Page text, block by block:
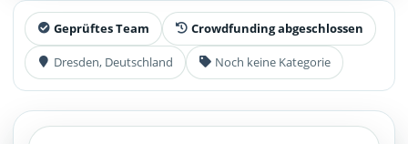
Geprüftes Team Crowdfunding abgeschlossen
Dresden, Deutschland Noch keine Kategorie